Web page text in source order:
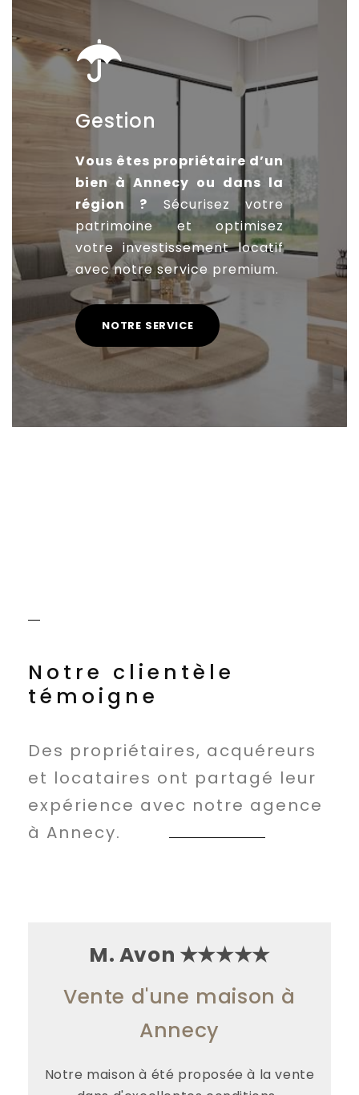
Gestion
Vous êtes propriétaire d’un
bien à Annecy ou dans la
région ? Sécurisez votre
patrimoine et optimisez
votre investissement locatif
avec notre service premium.
NOTRE SERVICE
Notre clientèle
témoigne
Des propriétaires, acquéreurs
et locataires ont partagé leur
expérience avec notre agence
à Annecy.
M. Peret ★★★★★
Gestion locative d'un
bien à Annecy
Super expérience pour la gestion de